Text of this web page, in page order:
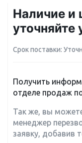
Наличие и
уточняйте
Срок поставки:
Получить
отделе продаж
Так же, вы
менеджер
заявку, добавив